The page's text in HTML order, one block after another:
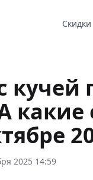
Скидки
2025 14:59